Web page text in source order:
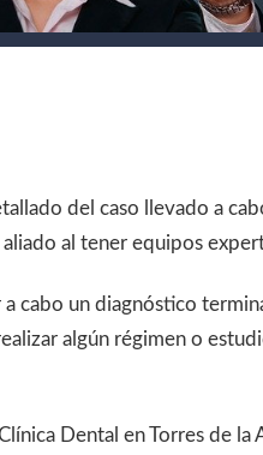
del caso llevado a
al tener equipos
a cabo un diagnóstico
algún régimen o
Dental en Torres de